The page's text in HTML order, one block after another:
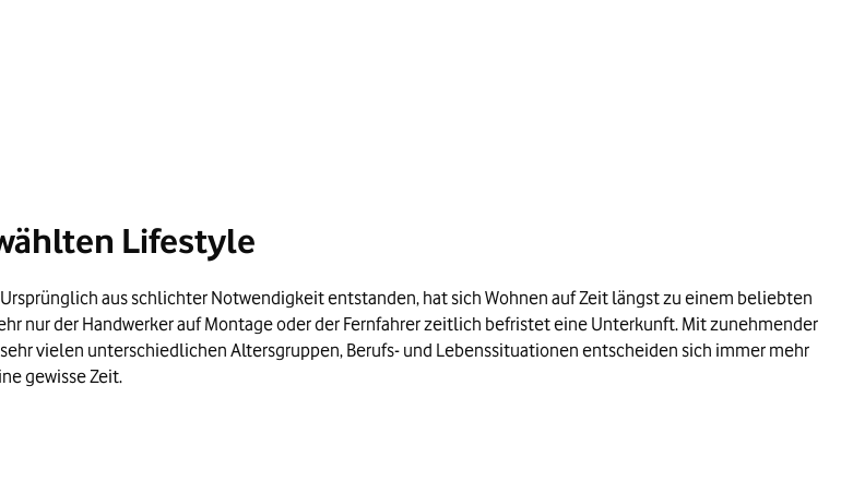
Lifestyle
aus schlichter Notwendigkeit entstanden, hat sich Wohnen auf Zeit längst zu einem beliebten
nur der Handwerker auf Montage oder der Fernfahrer zeitlich befristet eine Unterkunft. Mit zunehmender
vielen unterschiedlichen Altersgruppen, Berufs- und Lebenssituationen entscheiden sich immer mehr
gewisse Zeit.